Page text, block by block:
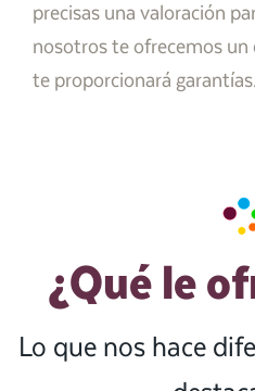
precisas una valoración
nosotros te ofrecemos
te proporcionará garantías.
¿Qué le
Lo que nos hace